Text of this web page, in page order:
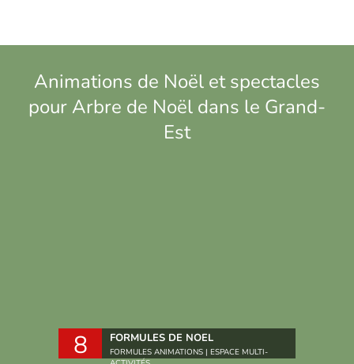
Animations de Noël et spectacles
pour Arbre de Noël dans le Grand-
Est
8 FORMULES DE NOEL
FORMULES ANIMATIONS | ESPACE MULTI-